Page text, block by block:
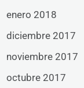
enero 2018
diciembre 2017
noviembre 2017
octubre 2017